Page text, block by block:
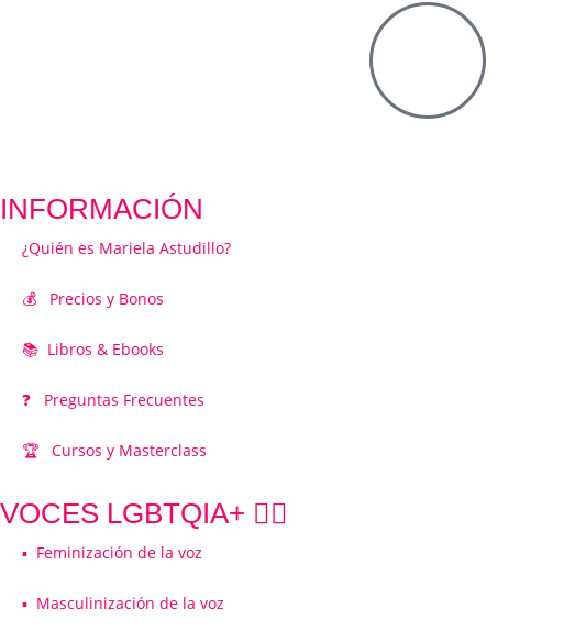
INFORMACIÓN
¿Quién es Mariela Astudillo?
💰 Precios y Bonos
📚 Libros & Ebooks
❓ Preguntas Frecuentes
🏆 Cursos y Masterclass
VOCES LGBTQIA+ 🏳️‍🌈
▪️ Feminización de la voz
▪️ Masculinización de la voz